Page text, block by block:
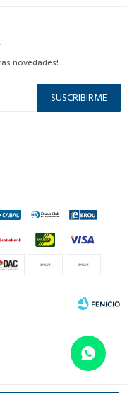
novedades!
SUSCRIBIRME